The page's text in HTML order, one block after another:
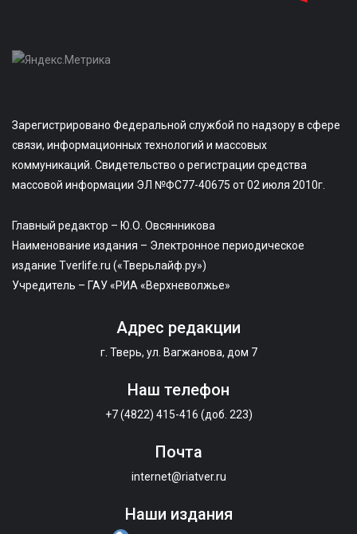
Зарегистрировано Федеральной службой по надзору в сфере
связи, информационных технологий и массовых
коммуникаций. Свидетельство о регистрации средства
массовой информации ЭЛ №ФС77-40675 от 02 июля 2010г.
Главный редактор – Ю.О. Овсянникова
Наименование издания – Электронное периодическое
издание Tverlife.ru («Тверьлайф.ру»)
Учредитель – ГАУ «РИА «Верхневолжье»
Адрес редакции
г. Тверь, ул. Вагжанова, дом 7
Наш телефон
+7 (4822) 415-416 (доб. 223)
Почта
internet@riatver.ru
Наши издания